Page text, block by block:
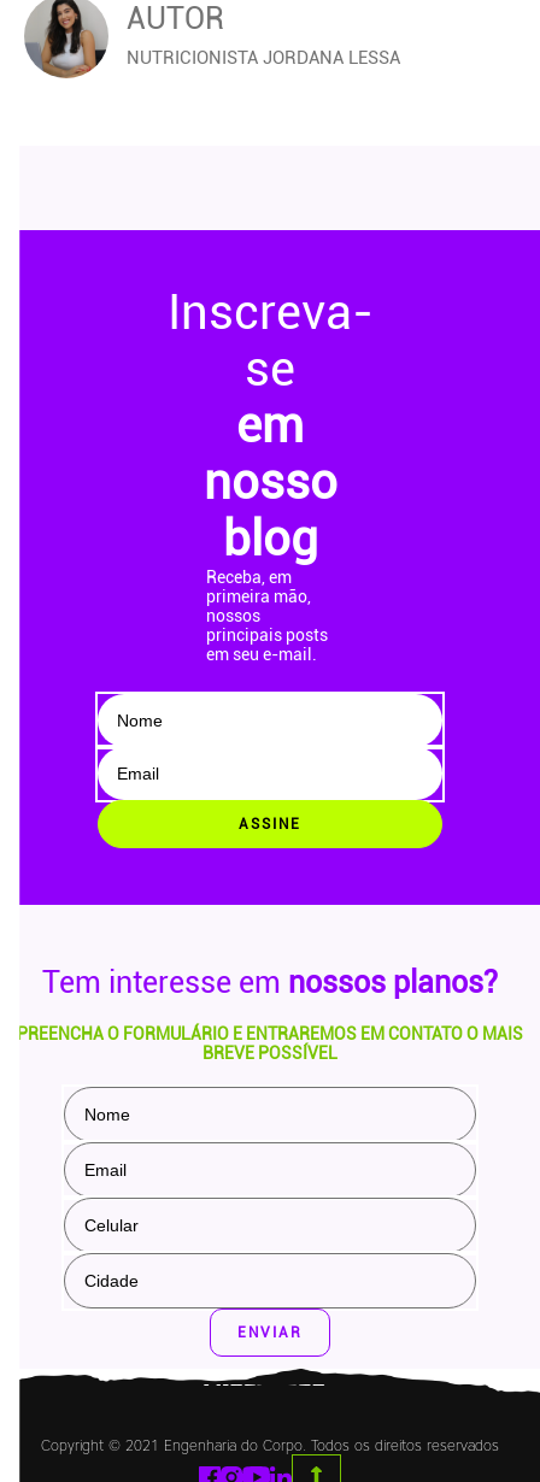
AUTOR
NUTRICIONISTA JORDANA LESSA
Inscreva-
se
em
nosso
blog
Receba, em
primeira mão,
nossos
principais posts
em seu e-mail.
ASSINE
Tem interesse em nossos planos?
PREENCHA O FORMULÁRIO E ENTRAREMOS EM CONTATO O MAIS
BREVE POSSÍVEL
ENVIAR
Copyright © 2021 Engenharia do Corpo. Todos os direitos reservados